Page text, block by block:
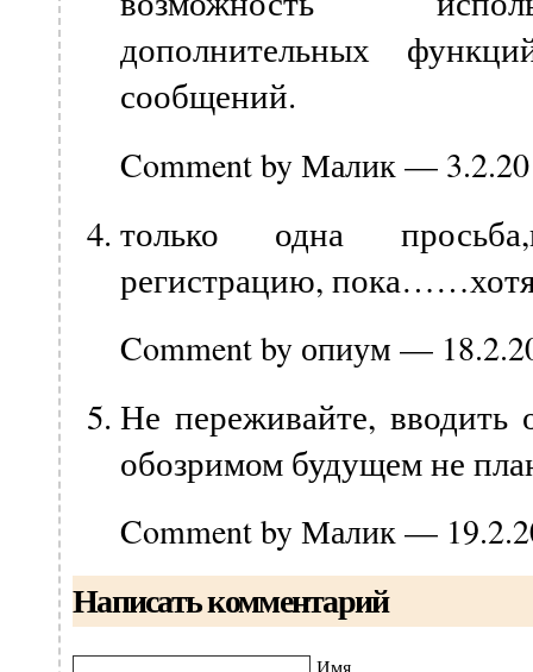
дополнительных
сообщений.
Comment by Малик —
только одна
регистрацию,
Comment by опиум —
Не переживайте, вводить
обозримом будущем не
Comment by Малик —
Написать комментарий
Имя